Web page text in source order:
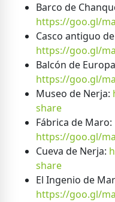
Barco de
https://goo.gl/
Casco antiguo
https://goo.gl/
Balcón de
https://goo.gl/
Museo de Nerja:
share
Fábrica de Maro:
https://goo.gl/
Cueva de Nerja:
share
El Ingenio de
https://goo.gl/